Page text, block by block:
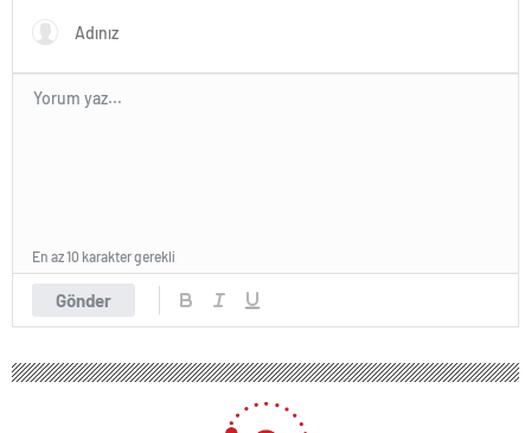
Gönder
En az 10 karakter gerekli